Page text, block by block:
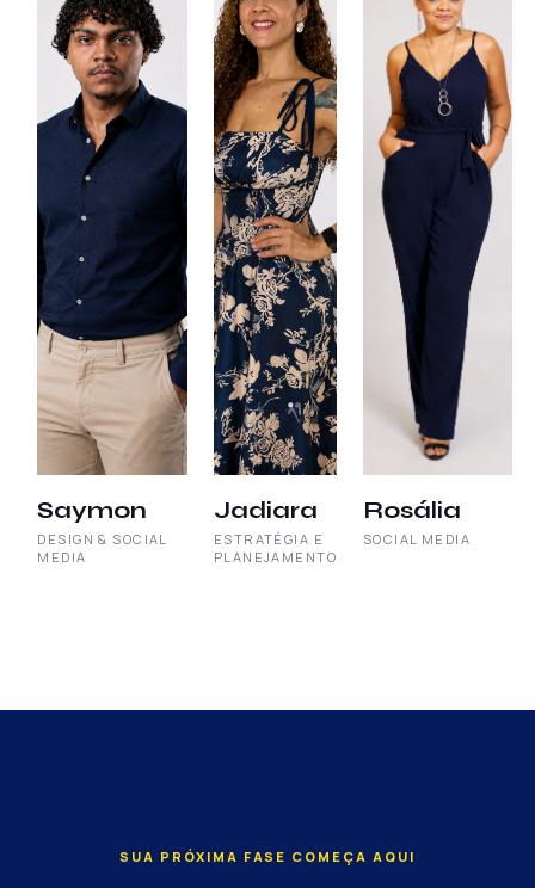
Saymon
DESIGN & SOCIAL
MEDIA
Jadiara
ESTRATÉGIA E
PLANEJAMENTO
Rosália
SOCIAL MEDIA
SUA PRÓXIMA FASE COMEÇA AQUI